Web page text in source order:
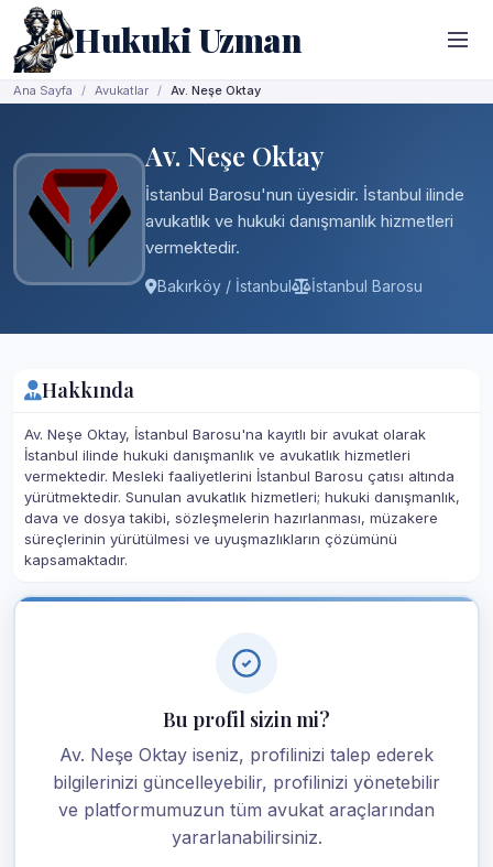
Hukuki Uzman
Ana Sayfa Avukatlar Av. Neşe Oktay
Av. Neşe Oktay
İstanbul Barosu'nun üyesidir. İstanbul ilinde
avukatlık ve hukuki danışmanlık hizmetleri
vermektedir.
Bakırköy / İstanbul İstanbul Barosu
Hakkında
Av. Neşe Oktay, İstanbul Barosu'na kayıtlı bir avukat olarak
İstanbul ilinde hukuki danışmanlık ve avukatlık hizmetleri
vermektedir. Mesleki faaliyetlerini İstanbul Barosu çatısı altında
yürütmektedir. Sunulan avukatlık hizmetleri; hukuki danışmanlık,
dava ve dosya takibi, sözleşmelerin hazırlanması, müzakere
süreçlerinin yürütülmesi ve uyuşmazlıkların çözümünü
kapsamaktadır.
Bu profil sizin mi?
Av. Neşe Oktay iseniz, profilinizi talep ederek
bilgilerinizi güncelleyebilir, profilinizi yönetebilir
ve platformumuzun tüm avukat araçlarından
yararlanabilirsiniz.